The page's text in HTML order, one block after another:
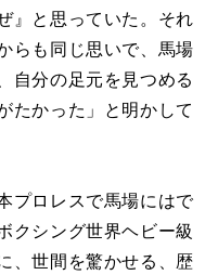
』と思っていた。それ
らも同じ思いで、馬場
自分の足元を見つめる
たかった」と明かして
プロレスで馬場にはで
クシング世界ヘビー級
、世間を驚かせる、歴